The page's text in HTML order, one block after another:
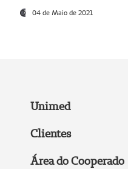
04 de Maio de 2021
Unimed
Clientes
Área do Cooperado